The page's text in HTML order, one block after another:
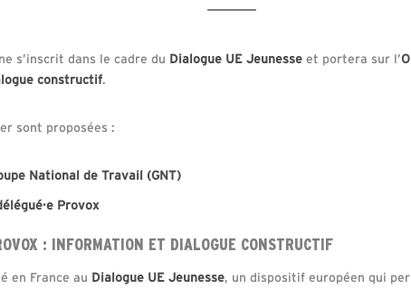
s’inscrit dans le cadre du Dialogue UE Jeunesse et portera sur l’
constructif.
sont proposées :
National de Travail (GNT)
Provox
: INFORMATION ET DIALOGUE CONSTRUCTIF
en France au Dialogue UE Jeunesse, un dispositif européen qui